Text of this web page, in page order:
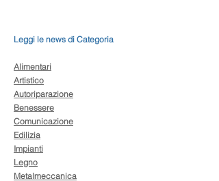
Leggi le news di Categoria
Alimentari
Artistico
Autoriparazione
Benessere
Comunicazione
Edilizia
Impianti
Legno
Metalmeccanica